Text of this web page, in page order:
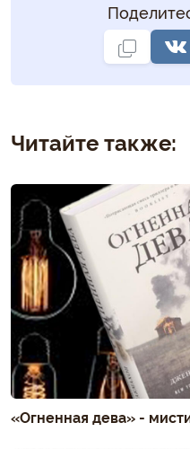
Читайте также:
«Огненная дева» -